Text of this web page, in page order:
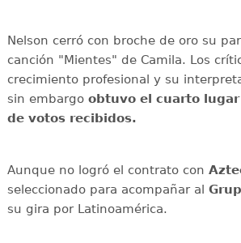
Nelson cerró con broche de oro su
canción "Mientes" de Camila. Los
crecimiento profesional y su
sin embargo obtuvo el cuarto
de votos recibidos.
Aunque no logró el contrato con
seleccionado para acompañar al
su gira por Latinoamérica.